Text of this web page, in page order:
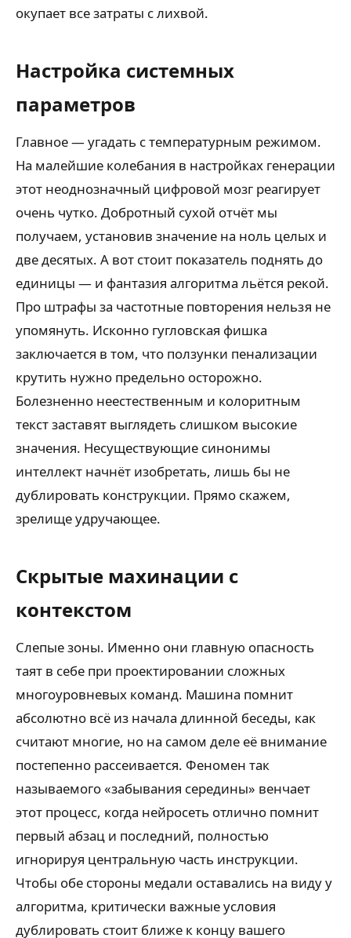
окупает все затраты с лихвой.
Настройка системных
параметров
Главное — угадать с температурным режимом.
На малейшие колебания в настройках генерации
этот неоднозначный цифровой мозг реагирует
очень чутко. Добротный сухой отчёт мы
получаем, установив значение на ноль целых и
две десятых. А вот стоит показатель поднять до
единицы — и фантазия алгоритма льётся рекой.
Про штрафы за частотные повторения нельзя не
упомянуть. Исконно гугловская фишка
заключается в том, что ползунки пенализации
крутить нужно предельно осторожно.
Болезненно неестественным и колоритным
текст заставят выглядеть слишком высокие
значения. Несуществующие синонимы
интеллект начнёт изобретать, лишь бы не
дублировать конструкции. Прямо скажем,
зрелище удручающее.
Скрытые махинации с
контекстом
Слепые зоны. Именно они главную опасность
таят в себе при проектировании сложных
многоуровневых команд. Машина помнит
абсолютно всё из начала длинной беседы, как
считают многие, но на самом деле её внимание
постепенно рассеивается. Феномен так
называемого «забывания середины» венчает
этот процесс, когда нейросеть отлично помнит
первый абзац и последний, полностью
игнорируя центральную часть инструкции.
Чтобы обе стороны медали оставались на виду у
алгоритма, критически важные условия
дублировать стоит ближе к концу вашего